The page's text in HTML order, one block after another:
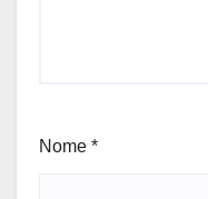
Nome *